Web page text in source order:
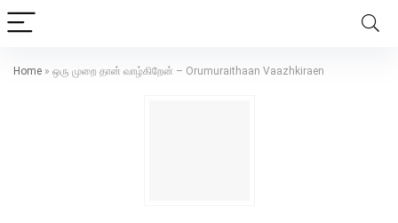
Home » ஒரு முறை தான் வாழ்கிறேன் – Orumuraithaan Vaazhkiraen